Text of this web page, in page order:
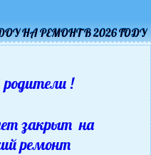
НА РЕМОНТ В 2026 ГОДУ
!
закрыт на
ремонт